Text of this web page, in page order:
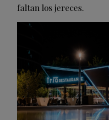
faltan los jereces.